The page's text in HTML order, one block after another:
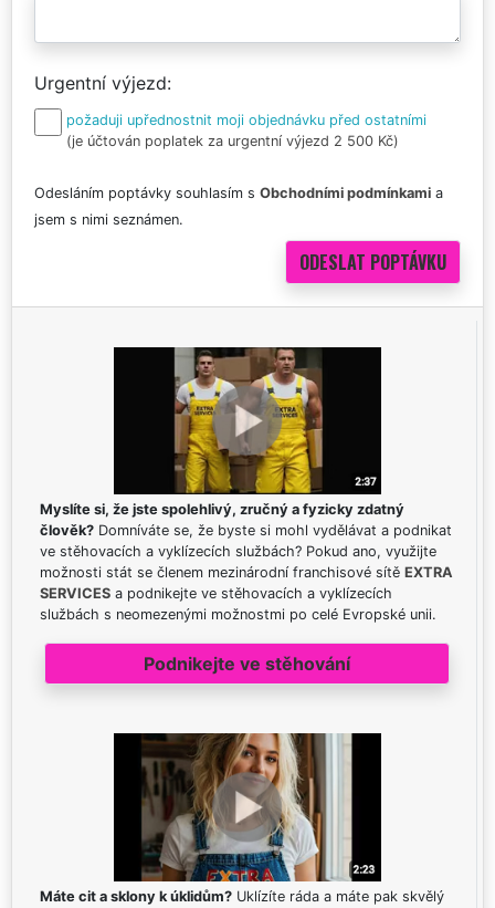
Urgentní výjezd
požaduji upřednostnit moji objednávku před ostatními
(je účtován poplatek za urgentní výjezd 2 500 Kč)
Odesláním poptávky souhlasím s Obchodními podmínkami a
jsem s nimi seznámen.
Myslíte si, že jste spolehlivý, zručný a fyzicky zdatný
člověk? Domníváte se, že byste si mohl vydělávat a podnikat
ve stěhovacích a vyklízecích službách? Pokud ano, využijte
možnosti stát se členem mezinárodní franchisové sítě EXTRA
SERVICES a podnikejte ve stěhovacích a vyklízecích
službách s neomezenými možnostmi po celé Evropské unii.
Podnikejte ve stěhování
Máte cit a sklony k úklidům? Uklízíte ráda a máte pak skvělý